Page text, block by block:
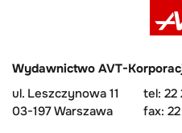
Wydawnictwo AVT-
ul. Leszczynowa 11
03-197 Warszawa
tel: 22
fax: